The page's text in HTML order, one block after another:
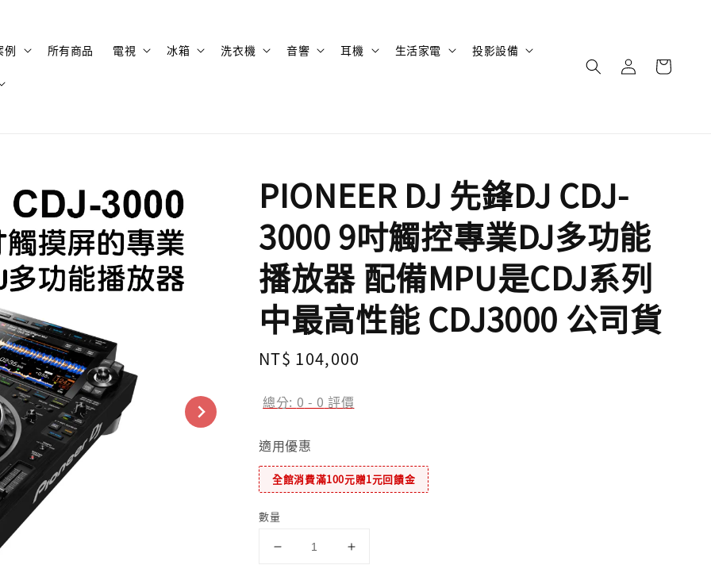
例 所有商品 電視 冰箱 洗衣機 音響 耳機 生活家電 投影設備
PIONEER DJ 先鋒DJ CDJ-
3000 9吋觸控專業DJ多功能
播放器 配備MPU是CDJ系列
中最高性能 CDJ3000 公司貨
Regular
NT$ 104,000
總分: 0 - 0 評價
適用優惠
全館消費滿100元贈1元回饋金
數量